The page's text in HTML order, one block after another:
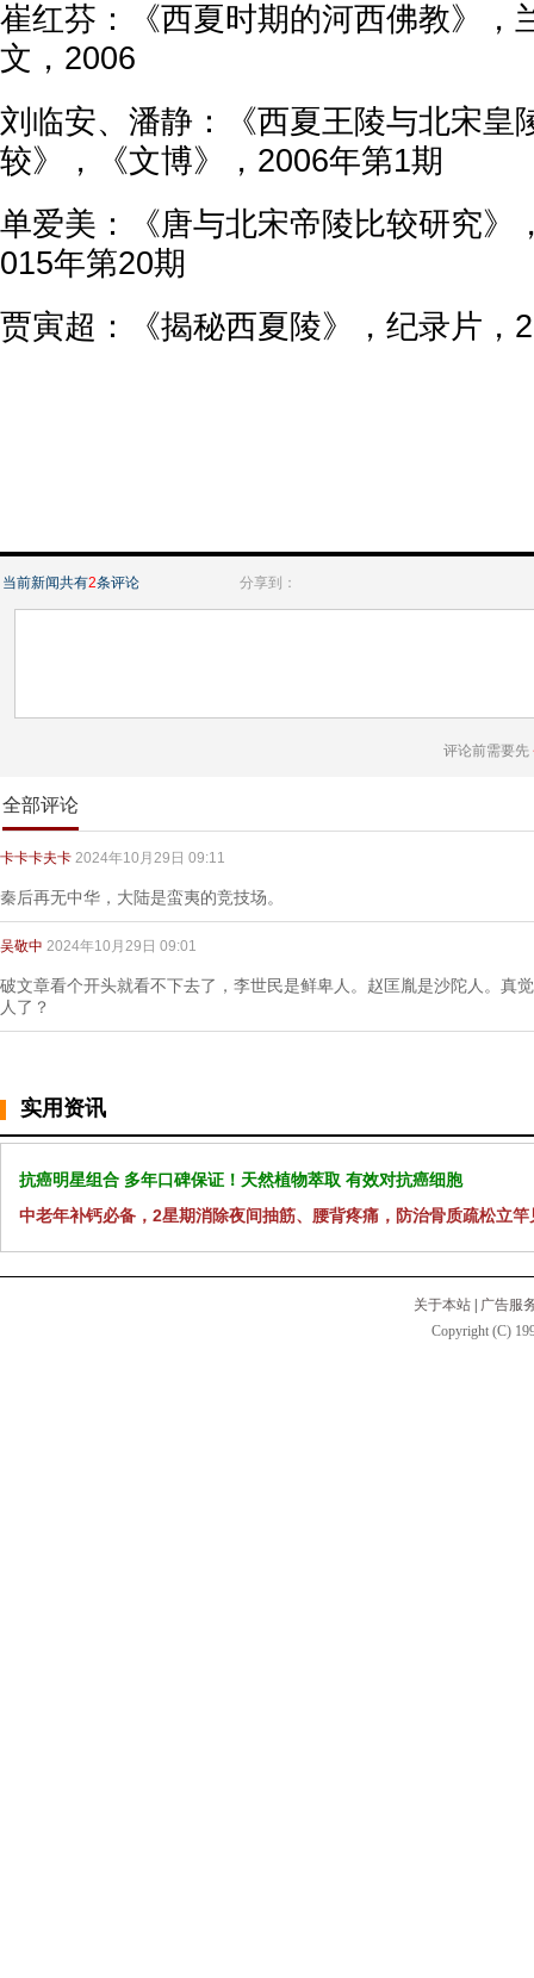
崔红芬：《西夏时期的河西佛教》，
文，2006
刘临安、潘静：《西夏王陵与北宋皇
较》，《文博》，2006年第1期
单爱美：《唐与北宋帝陵比较研究》
015年第20期
贾寅超：《揭秘西夏陵》，纪录片，
当前新闻共有2条评论 分享到：
评论前需要先
全部评论
卡卡卡夫卡 2024年10月29日 09:11
秦后再无中华，大陆是蛮夷的竞技场。
吴敬中 2024年10月29日 09:01
破文章看个开头就看不下去了，李世民是鲜卑人。赵匡胤是沙陀人。真
人了？
实用资讯
抗癌明星组合 多年口碑保证！天然植物萃取 有效对抗癌细胞
中老年补钙必备，2星期消除夜间抽筋、腰背疼痛，防治骨质疏松立竿
关于本站
广告服
Copyright (C)